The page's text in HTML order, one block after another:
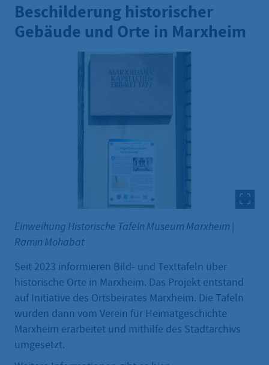
Beschilderung historischer
Gebäude und Orte in Marxheim
Einweihung Historische Tafeln Museum Marxheim
Ramin Mohabat
Seit 2023 informieren Bild- und Texttafeln über
historische Orte in Marxheim. Das Projekt entstand
auf Initiative des Ortsbeirates Marxheim. Die Tafeln
wurden dann vom Verein für Heimatgeschichte
Marxheim erarbeitet und mithilfe des Stadtarchivs
umgesetzt.